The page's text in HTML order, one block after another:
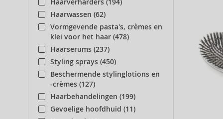
Haarverharders (194)
Haarwassen (62)
Vormgevende pasta's, crèmes en
klei voor het haar (478)
Haarserums (237)
Styling sprays (450)
Beschermende stylinglotions en
-crèmes (127)
Haarbehandelingen (199)
Gevoelige hoofdhuid (11)